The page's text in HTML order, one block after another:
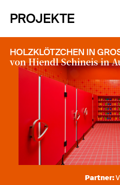
PROJEKTE
HOLZKLÖTZCHEN IN
von Hiendl Schineisin
Partner: